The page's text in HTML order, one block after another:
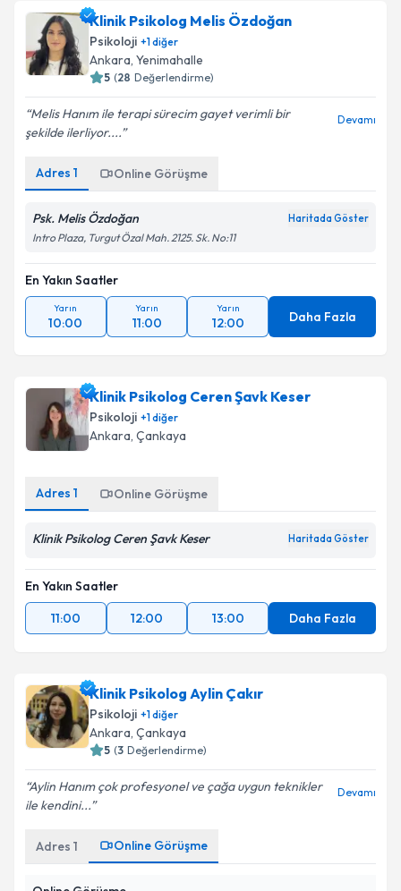
Klinik Psikolog Melis Özdoğan
Psikoloji +1diğer
Ankara, Yenimahalle
5 (28 Değerlendirme)
Melis Hanım ile terapi sürecim gayet verimli bir
şekilde ilerliyor....
Devamı
Adres 1 Online Görüşme
Psk. Melis Özdoğan Haritada Göster
Intro Plaza, Turgut Özal Mah. 2125. Sk. No:11
En Yakın Saatler
Yarın
10:00
Yarın
11:00
Yarın
12:00 Daha Fazla
Klinik Psikolog Ceren Şavk Keser
Psikoloji +1diğer
Ankara, Çankaya
Adres 1 Online Görüşme
Klinik Psikolog Ceren Şavk Keser Haritada Göster
En Yakın Saatler
11:00
12:00 13:00 Daha Fazla
Klinik Psikolog Aylin Çakır
Psikoloji +1diğer
Ankara, Çankaya
5 (3 Değerlendirme)
Aylin Hanım çok profesyonel ve çağa uygun teknikler
ile kendini...
Devamı
Adres 1 Online Görüşme